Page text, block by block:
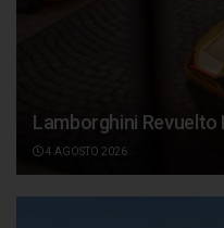
Lamborghini Revuelto
4 AGOSTO 2026